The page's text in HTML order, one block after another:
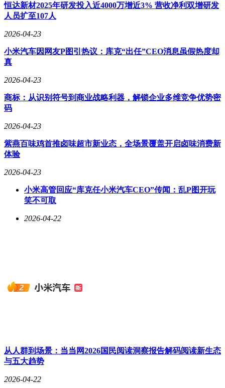
恒达新材2025年研发投入近4000万增近3% 营收净利双增研发
人员扩至107人
2026-04-23
小米汽车因网友P图引热议：库克“出任”CEO消息虽假热度却
真
2026-04-23
商标：从识别符号到商业战略利器，解锁企业多维竞争优势密
码
2026-04-23
紫燕百味鸡首推卤味超市新业态，全场景覆盖开启卤味消费新
体验
2026-04-23
小米高管回应“库克任小米汽车CEO”传闻：乱P图开玩
笑不可取
2026-04-22
从人群到场景：当当网2026国民阅读洞察报告解码阅读新生态
与五大趋势
2026-04-22